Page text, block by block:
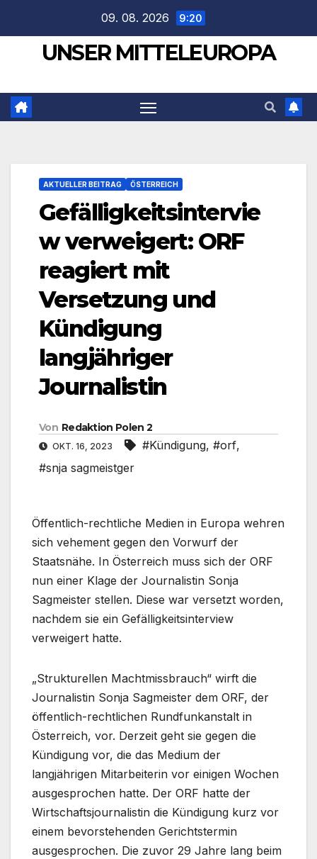
springen
09. 08. 2026 9:20
UNSER MITTELEUROPA
AKTUELLER BEITRAG ÖSTERREICH
Gefälligkeitsintervie
w verweigert: ORF
reagiert mit
Versetzung und
Kündigung
langjähriger
Journalistin
Von Redaktion Polen 2
OKT. 16, 2023 #Kündigung, #orf,
#snja sagmeistger
Öffentlich-rechtliche Medien in Europa wehren
sich vehement gegen den Vorwurf der
Staatsnähe. In Österreich muss sich der ORF
nun einer Klage der Journalistin Sonja
Sagmeister stellen. Diese war versetzt worden,
nachdem sie ein Gefälligkeitsinterview
verweigert hatte.
„Strukturellen Machtmissbrauch“ wirft die
Journalistin Sonja Sagmeister dem ORF, der
öffentlich-rechtlichen Rundfunkanstalt in
Österreich, vor. Derzeit geht sie gegen die
Kündigung vor, die das Medium der
langjährigen Mitarbeiterin vor einigen Wochen
ausgesprochen hatte. Der ORF hatte der
Wirtschaftsjournalistin die Kündigung kurz vor
einem bevorstehenden Gerichtstermin
ausgesprochen. Die zuvor 29 Jahre lang beim